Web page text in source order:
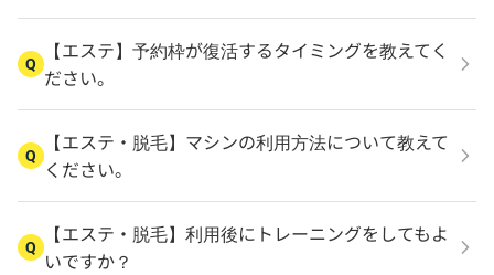
Q
【エステ】予約枠が復活するタイミングを教えてく
ださい。
Q
【エステ・脱毛】マシンの利用方法について教えて
ください。
Q
【エステ・脱毛】利用後にトレーニングをしてもよ
いですか？